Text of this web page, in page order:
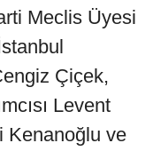
Meclis Üyesi
Çiçek,
Levent
Kenanoğlu ve